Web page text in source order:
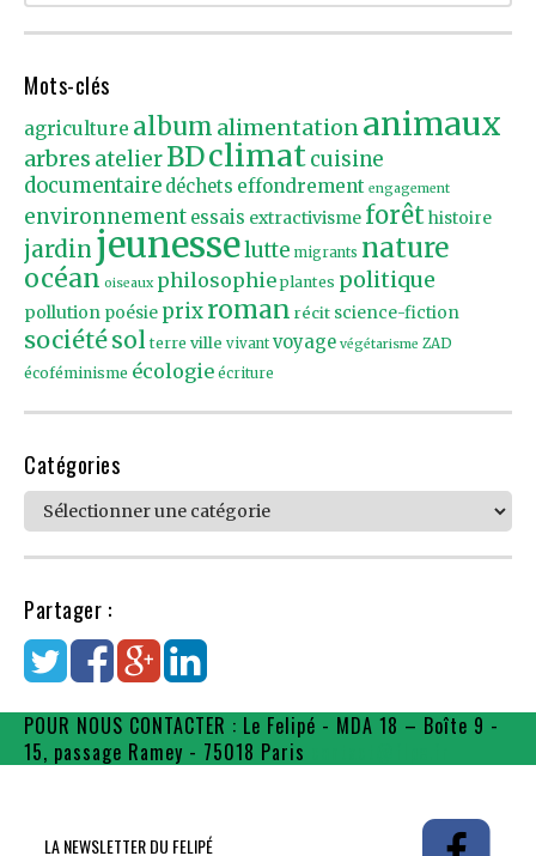
Mots-clés
agriculture album alimentationanimaux
arbres atelierBDclimatcuisine
documentaire déchets effondrement engagement
environnement essais extractivisme forêthistoire
jardin jeunesselutte migrants nature
océan oiseaux philosophie plantes politique
pollution poésie prixroman récit science-fiction
sociétésol terre ville vivant voyage végétarisme ZAD
écoféminisme écologie écriture
Catégories
Catégories
Partager :
POUR NOUS CONTACTER : Le Felipé - MDA 18 – Boîte 9 -
15, passage Ramey - 75018 Paris
LA NEWSLETTER DU FELIPÉ